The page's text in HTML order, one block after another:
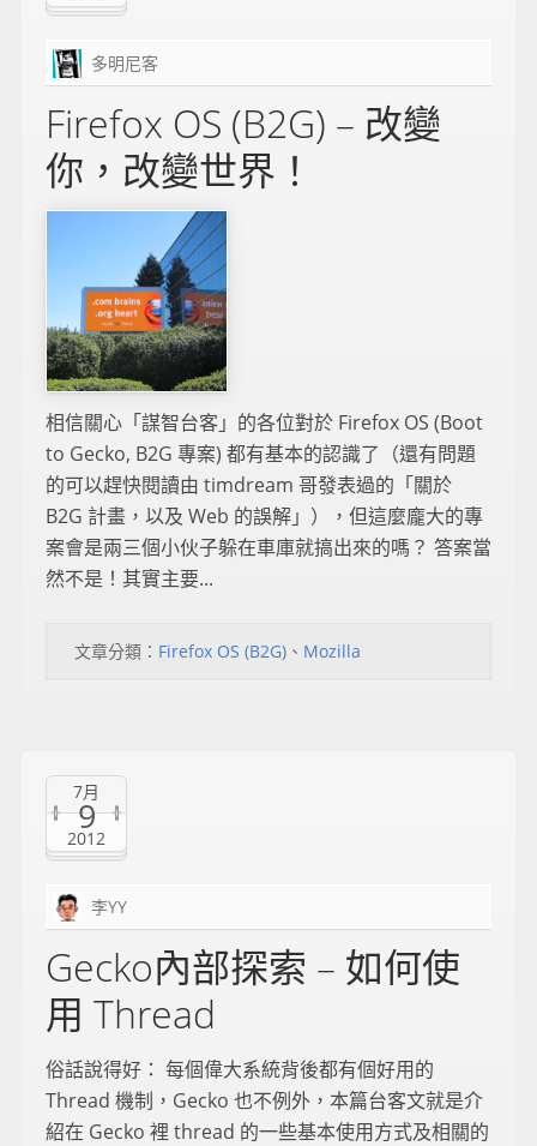
多明尼客
Firefox OS (B2G) – 改變
你，改變世界！
相信關心「謀智台客」的各位對於 Firefox OS (Boot
to Gecko, B2G 專案) 都有基本的認識了（還有問題
的可以趕快閱讀由 timdream 哥發表過的「關於
B2G 計畫，以及 Web 的誤解」），但這麼龐大的專
案會是兩三個小伙子躲在車庫就搞出來的嗎？ 答案當
然不是！其實主要...
文章分類： Firefox OS (B2G) 、 Mozilla
7月
9
2012
李YY
Gecko內部探索 – 如何使
用 Thread
俗話說得好： 每個偉大系統背後都有個好用的
Thread 機制，Gecko 也不例外，本篇台客文就是介
紹在 Gecko 裡 thread 的一些基本使用方式及相關的